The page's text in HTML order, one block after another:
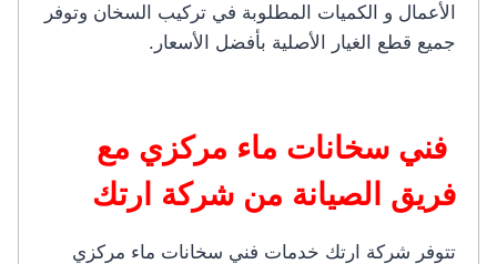
الأعمال و الكميات المطلوبة في تركيب السخان وتوفر
جميع قطع الغيار الأصلية بأفضل الأسعار.
فني سخانات ماء مركزي مع
فريق الصيانة من شركة ارتك
تتوفر شركة ارتك خدمات فني سخانات ماء مركزي